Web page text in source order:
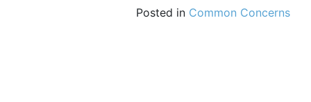
Posted in Common Concerns